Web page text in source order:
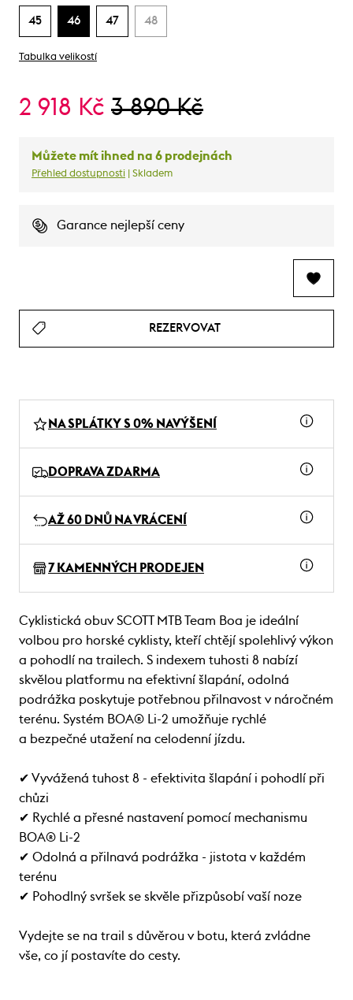
45 46 47 48
Tabulka velikostí
2 918 Kč 3 890 Kč
Můžete mít ihned na 6 prodejnách
Přehled dostupnosti | Skladem
Garance nejlepší ceny
REZERVOVAT
NA SPLÁTKY S 0% NAVÝŠENÍ
DOPRAVA ZDARMA
AŽ 60 DNŮ NA VRÁCENÍ
7 KAMENNÝCH PRODEJEN
Cyklistická obuv SCOTT MTB Team Boa je ideální
volbou pro horské cyklisty, kteří chtějí spolehlivý výkon
a pohodlí na trailech. S indexem tuhosti 8 nabízí
skvělou platformu na efektivní šlapání, odolná
podrážka poskytuje potřebnou přilnavost v náročném
terénu. Systém BOA® Li-2 umožňuje rychlé
a bezpečné utažení na celodenní jízdu.
✔ Vyvážená tuhost 8 - efektivita šlapání i pohodlí při
chůzi
✔ Rychlé a přesné nastavení pomocí mechanismu
BOA® Li-2
✔ Odolná a přilnavá podrážka - jistota v každém
terénu
✔ Pohodlný svršek se skvěle přizpůsobí vaší noze
Vydejte se na trail s důvěrou v botu, která zvládne
vše, co jí postavíte do cesty.